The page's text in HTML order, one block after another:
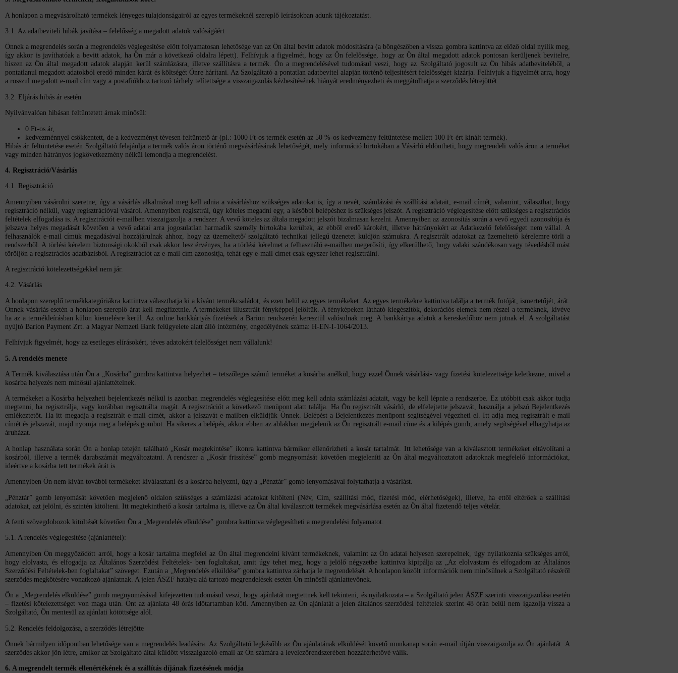
A honlapon a megvásárolható termékek lényeges tulajdonságairól az egyes termékeknél szereplő leírásokban adunk tájékoztatást.
3.1. Az adatbeviteli hibák javítása – felelősség a megadott adatok valóságáért
Önnek a megrendelés során a megrendelés véglegesítése előtt folyamatosan lehetősége van az Ön által bevitt adatok módosítására (a böngészőben a vissza gombra kattintva az előző oldal nyílik meg,
így akkor is javíthatóak a bevitt adatok, ha Ön már a következő oldalra lépett). Felhívjuk a figyelmét, hogy az Ön felelőssége, hogy az Ön által megadott adatok pontosan kerüljenek bevitelre,
hiszen az Ön által megadott adatok alapján kerül számlázásra, illetve szállításra a termék. Ön a megrendelésével tudomásul veszi, hogy az Szolgáltató jogosult az Ön hibás adatbeviteléből, a
pontatlanul megadott adatokból eredő minden kárát és költségét Önre hárítani. Az Szolgáltató a pontatlan adatbevitel alapján történő teljesítésért felelősségét kizárja. Felhívjuk a figyelmét arra, hogy
a rosszul megadott e-mail cím vagy a postafiókhoz tartozó tárhely telítettsége a visszaigazolás kézbesítésének hiányát eredményezheti és meggátolhatja a szerződés létrejöttét.
3.2. Eljárás hibás ár esetén
Nyilvánvalóan hibásan feltüntetett árnak minősül:
0 Ft-os ár,
kedvezménnyel csökkentett, de a kedvezményt tévesen feltüntető ár (pl.: 1000 Ft-os termék esetén az 50 %-os kedvezmény feltüntetése mellett 100 Ft-ért kínált termék).
Hibás ár feltüntetése esetén Szolgáltató felajánlja a termék valós áron történő megvásárlásának lehetőségét, mely információ birtokában a Vásárló eldöntheti, hogy megrendeli valós áron a terméket
vagy minden hátrányos jogkövetkezmény nélkül lemondja a megrendelést.
4. Regisztráció/Vásárlás
4.1. Regisztráció
Amennyiben vásárolni szeretne, úgy a vásárlás alkalmával meg kell adnia a vásárláshoz szükséges adatokat is, így a nevét, számlázási és szállítási adatait, e-mail címét, valamint, választhat, hogy
regisztráció nélkül, vagy regisztrációval vásárol. Amennyiben regisztrál, úgy köteles megadni egy, a későbbi belépéshez is szükséges jelszót. A regisztráció véglegesítése előtt szükséges a regisztrációs
feltételek elfogadása is. A regisztrációt e-mailben visszaigazolja a rendszer. A vevő köteles az általa megadott jelszót bizalmasan kezelni. Amennyiben az azonosítás során a vevő egyedi azonosítója és
jelszava helyes megadását követően a vevő adatai arra jogosulatlan harmadik személy birtokába kerültek, az ebből eredő károkért, illetve hátrányokért az Adatkezelő felelősséget nem vállal. A
felhasználók e-mail címük megadásával hozzájárulnak ahhoz, hogy az üzemeltető/ szolgáltató technikai jellegű üzenetet küldjön számukra. A regisztrált adatokat az üzemeltető kérelemre törli a
rendszerből. A törlési kérelem biztonsági okokból csak akkor lesz érvényes, ha a törlési kérelmet a felhasználó e-mailben megerősíti, így elkerülhető, hogy valaki szándékosan vagy tévedésből mást
töröljön a regisztrációs adatbázisból. A regisztrációt az e-mail cím azonosítja, tehát egy e-mail címet csak egyszer lehet regisztrálni.
A regisztráció kötelezettségekkel nem jár.
4.2. Vásárlás
A honlapon szereplő termékkategóriákra kattintva választhatja ki a kívánt termékcsaládot, és ezen belül az egyes termékeket. Az egyes termékekre kattintva találja a termék fotóját, ismertetőjét, árát.
Önnek vásárlás esetén a honlapon szereplő árat kell megfizetnie. A termékeket illusztrált fényképpel jelöltük. A fényképeken látható kiegészítők, dekorációs elemek nem részei a terméknek, kivéve
ha az a termékleírásban külön kiemelésre kerül. Az online bankkártyás fizetések a Barion rendszerén keresztül valósulnak meg. A bankkártya adatok a kereskedőhöz nem jutnak el. A szolgáltatást
nyújtó Barion Payment Zrt. a Magyar Nemzeti Bank felügyelete alatt álló intézmény, engedélyének száma: H-EN-I-1064/2013.
Felhívjuk figyelmét, hogy az esetleges elírásokért, téves adatokért felelősséget nem vállalunk!
5. A rendelés menete
A Termék kiválasztása után Ön a „Kosárba” gombra kattintva helyezhet – tetszőleges számú terméket a kosárba anélkül, hogy ezzel Önnek vásárlási- vagy fizetési kötelezettsége keletkezne, mivel a
kosárba helyezés nem minősül ajánlattételnek.
A termékeket a Kosárba helyezheti bejelentkezés nélkül is azonban megrendelés véglegesítése előtt meg kell adnia számlázási adatait, vagy be kell lépnie a rendszerbe. Ez utóbbit csak akkor tudja
megtenni, ha regisztrálja, vagy korábban regisztrálta magát. A regisztrációt a következő menüpont alatt találja. Ha Ön regisztrált vásárló, de elfelejtette jelszavát, használja a jelszó Bejelentkezés
emlékeztetőt. Ha itt megadja a regisztrált e-mail címét, akkor a jelszavát e-mailben elküldjük Önnek. Belépést a Bejelentkezés menüpont segítségével végezheti el. Itt adja meg regisztrált e-mail
címét és jelszavát, majd nyomja meg a belépés gombot. Ha sikeres a belépés, akkor ebben az ablakban megjelenik az Ön regisztrált e-mail címe és a kilépés gomb, amely segítségével elhagyhatja az
áruházat.
A honlap használata során Ön a honlap tetején található „Kosár megtekintése” ikonra kattintva bármikor ellenőrizheti a kosár tartalmát. Itt lehetősége van a kiválasztott termékeket eltávolítani a
kosárból, illetve a termék darabszámát megváltoztatni. A rendszer a „Kosár frissítése” gomb megnyomását követően megjeleníti az Ön által megváltoztatott adatoknak megfelelő információkat,
ideértve a kosárba tett termékek árát is.
Amennyiben Ön nem kíván további termékeket kiválasztani és a kosárba helyezni, úgy a „Pénztár” gomb lenyomásával folytathatja a vásárlást.
„Pénztár” gomb lenyomását követően megjelenő oldalon szükséges a számlázási adatokat kitölteni (Név, Cím, szállítási mód, fizetési mód, elérhetőségek), illetve, ha ettől eltérőek a szállítási
adatokat, azt jelölni, és szintén kitölteni. Itt megtekinthető a kosár tartalma is, illetve az Ön által kiválasztott termékek megvásárlása esetén az Ön által fizetendő teljes vételár.
A fenti szövegdobozok kitöltését követően Ön a „Megrendelés elküldése” gombra kattintva véglegesítheti a megrendelési folyamatot.
5.1. A rendelés véglegesítése (ajánlattétel):
Amennyiben Ön meggyőződött arról, hogy a kosár tartalma megfelel az Ön által megrendelni kívánt termékeknek, valamint az Ön adatai helyesen szerepelnek, úgy nyilatkoznia szükséges arról,
hogy elolvasta, és elfogadja az Általános Szerződési Feltételek- ben foglaltakat, amit úgy tehet meg, hogy a jelölő négyzetbe kattintva kipipálja az „Az elolvastam és elfogadom az Általános
Szerződési Feltételek-ben foglaltakat” szöveget. Ezután a „Megrendelés elküldése” gombra kattintva zárhatja le megrendelését. A honlapon közölt információk nem minősülnek a Szolgáltató részéről
szerződés megkötésére vonatkozó ajánlatnak. A jelen ÁSZF hatálya alá tartozó megrendelések esetén Ön minősül ajánlattevőnek.
Ön a „Megrendelés elküldése” gomb megnyomásával kifejezetten tudomásul veszi, hogy ajánlatát megtettnek kell tekinteni, és nyilatkozata – a Szolgáltató jelen ÁSZF szerinti visszaigazolása esetén
– fizetési kötelezettséget von maga után. Önt az ajánlata 48 órás időtartamban köti. Amennyiben az Ön ajánlatát a jelen általános szerződési feltételek szerint 48 órán belül nem igazolja vissza a
Szolgáltató, Ön mentesül az ajánlati kötöttsége alól.
5.2. Rendelés feldolgozása, a szerződés létrejötte
Önnek bármilyen időpontban lehetősége van a megrendelés leadására. Az Szolgáltató legkésőbb az Ön ajánlatának elküldését követő munkanap során e-mail útján visszaigazolja az Ön ajánlatát. A
szerződés akkor jön létre, amikor az Szolgáltató által küldött visszaigazoló email az Ön számára a levelezőrendszerében hozzáférhetővé válik.
6. A megrendelt termék ellenértékének és a szállítás díjának fizetésének módja